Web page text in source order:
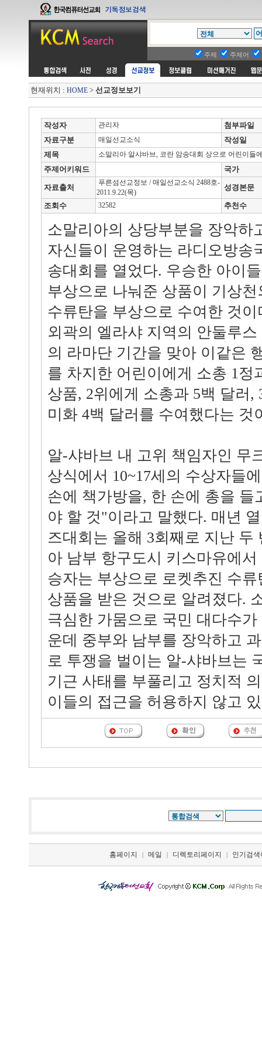
주제 주제어
현재위치 : HOME > 선교정보보기
작성자 관리자
첨부파일
자료구분
매일선교소식
작성일
제목
소말리아 알샤바브, 코란 암송대회 상으로 어린이들
주제어키워드 국가
자료출처
푸른섬선교정보 / 매일선교소식 2488호-
2011.9.22(목)
성경본문
조회수 32582 추천수
소말리아의 상당부분을 장악하
자신들이 운영하는 라디오방송
송대회를 열었다. 우승한 아이
부상으로 나눠준 상품이 기상
수류탄을 부상으로 수여한 것이
외곽의 엘라샤 지역의 안둘루
의 라마단 기간을 맞아 이같은
를 차지한 어린이에게 소총 1정
상품, 2위에게 소총과 5백 달러,
미화 4백 달러를 수여했다는 것
알-샤바브 내 고위 책임자인 무
상식에서 10~17세의 수상자들
손에 책가방을, 한 손에 총을 들
야 할 것"이라고 말했다. 매년
즈대회는 올해 3회째로 지난 두
아 남부 항구도시 키스마유에
승자는 부상으로 로켓추진 수
상품을 받은 것으로 알려졌다.
극심한 가뭄으로 국민 대다수
운데 중부와 남부를 장악하고
로 투쟁을 벌이는 알-샤바브는
기근 사태를 부풀리고 정치적
이들의 접근을 허용하지 않고
홈페이지 | 메일 | 디렉토리페이지 | 인기검색